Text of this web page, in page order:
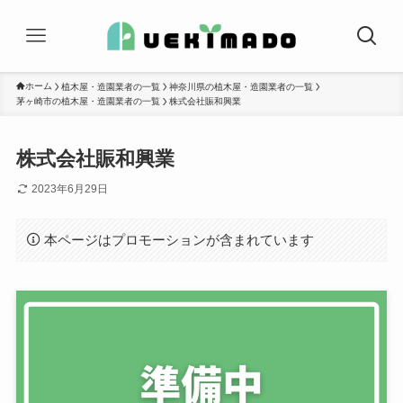
ホーム 植木屋・造園業者の一覧
神奈川県の植木屋・造園業者の一覧
茅ヶ崎市の植木屋・造園業者の一覧
株式会社賑和興業
株式会社賑和興業
2023年6月29日
本ページはプロモーションが含まれています